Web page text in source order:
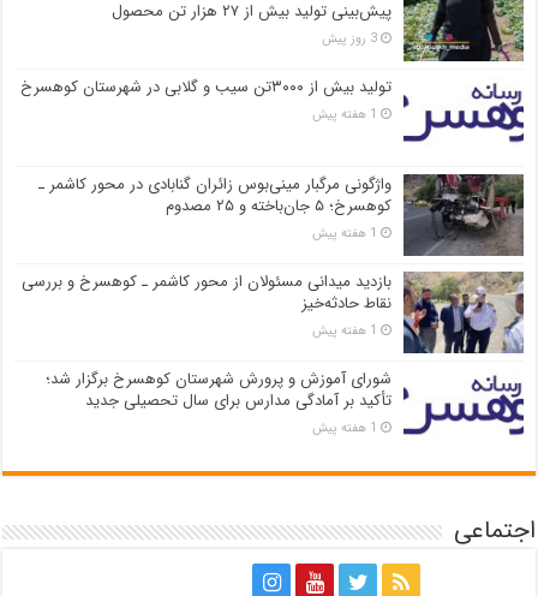
پیش‌بینی تولید بیش از ۲۷ هزار تن محصول
3 روز پیش
تولید بیش از ۳۰۰۰تن سیب و گلابی در شهرستان کوهسرخ
1 هفته پیش
واژگونی مرگبار مینی‌بوس زائران گنابادی در محور کاشمر ـ
کوهسرخ؛ ۵ جان‌باخته و ۲۵ مصدوم
1 هفته پیش
بازدید میدانی مسئولان از محور کاشمر ـ کوهسرخ و بررسی
نقاط حادثه‌خیز
1 هفته پیش
شورای آموزش و پرورش شهرستان کوهسرخ برگزار شد؛
تأکید بر آمادگی مدارس برای سال تحصیلی جدید
1 هفته پیش
اجتماعی